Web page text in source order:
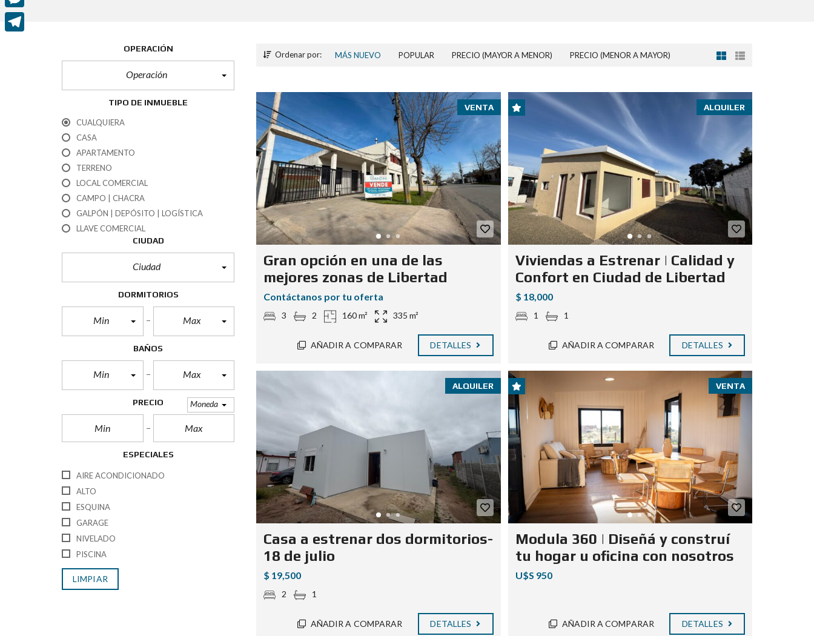
OPERACIÓN
Operación
TIPO DE INMUEBLE
CUALQUIERA
CASA
APARTAMENTO
TERRENO
LOCAL COMERCIAL
CAMPO | CHACRA
GALPÓN | DEPÓSITO | LOGÍSTICA
LLAVE COMERCIAL
CIUDAD
Ciudad
DORMITORIOS
Min Max
BAÑOS
Min Max
PRECIO Moneda
ESPECIALES
AIRE ACONDICIONADO
ALTO
ESQUINA
GARAGE
NIVELADO
PISCINA
LIMPIAR
Ordenar por: MÁS NUEVO POPULAR PRECIO (MAYOR A MENOR) PRECIO (MENOR A MAYOR)
VENTA
Gran opción en una de las
mejores zonas de Libertad
Contáctanos por tu oferta
3 2 160 m² 335 m²
AÑADIR A COMPARAR DETALLES
ALQUILER
Viviendas a Estrenar | Calidad y
Confort en Ciudad de Libertad
$ 18,000
1 1
AÑADIR A COMPARAR DETALLES
ALQUILER
Casa a estrenar dos dormitorios-
18 de julio
$ 19,500
2 1
AÑADIR A COMPARAR DETALLES
VENTA
Modula 360 | Diseñá y construí
tu hogar u oficina con nosotros
U$S 950
AÑADIR A COMPARAR DETALLES
b
ih
a
M